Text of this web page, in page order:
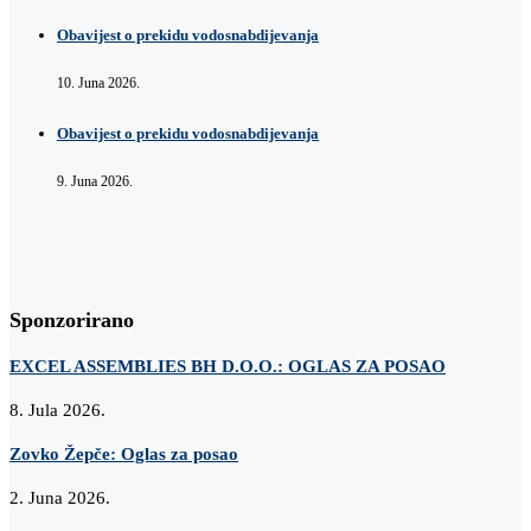
Obavijest o prekidu vodosnabdijevanja
10. Juna 2026.
Obavijest o prekidu vodosnabdijevanja
9. Juna 2026.
Sponzorirano
EXCEL ASSEMBLIES BH D.O.O.: OGLAS ZA POSAO
8. Jula 2026.
Zovko Žepče: Oglas za posao
2. Juna 2026.